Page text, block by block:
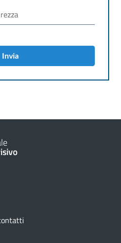
Invia